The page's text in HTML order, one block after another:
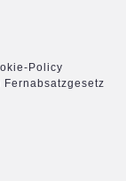
Policy